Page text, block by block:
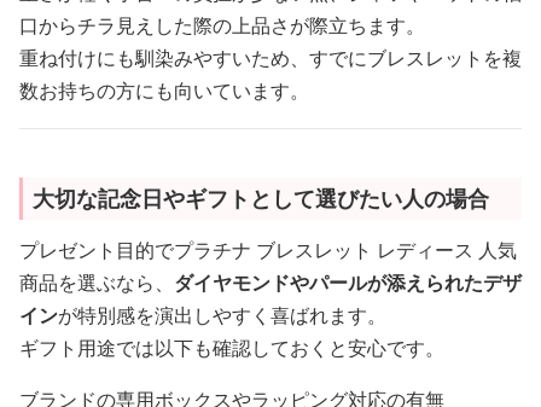
口からチラ見えした際の上品さが際立ちます。
重ね付けにも馴染みやすいため、すでにブレスレットを複
数お持ちの方にも向いています。
大切な記念日やギフトとして選びたい人の場合
プレゼント目的でプラチナ ブレスレット レディース 人気
商品を選ぶなら、 ダイヤモンドやパールが添えられたデザ
インが特別感を演出しやすく喜ばれます。
ギフト用途では以下も確認しておくと安心です。
ブランドの専用ボックスやラッピング対応の有無